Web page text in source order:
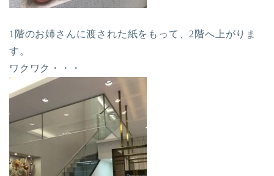
1階のお姉さんに渡された紙をもって、2階へ上がりま
す。
ワクワク・・・